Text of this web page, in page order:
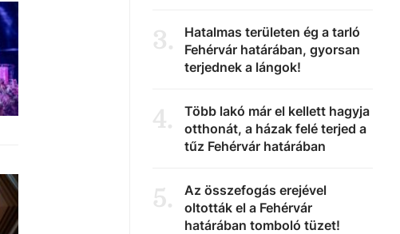
3.
Hatalmas területen ég a tarló
Fehérvár határában, gyorsan
terjednek a lángok!
4.
Több lakó már el kellett hagyja
otthonát, a házak felé terjed a
tűz Fehérvár határában
5.
Az összefogás erejével
oltották el a Fehérvár
határában tomboló tüzet!